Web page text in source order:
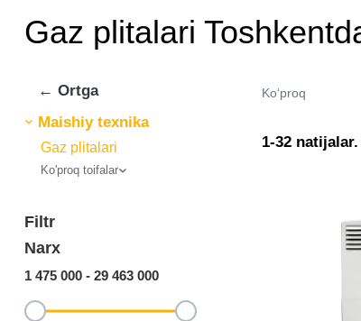
Gaz plitalari
← Ortga
Maishiy texnika
Gaz plitalari
Ko'proq toifalar
Filtr
Narx
1 475 000 - 29 463 000
Ko‘proq
1-32